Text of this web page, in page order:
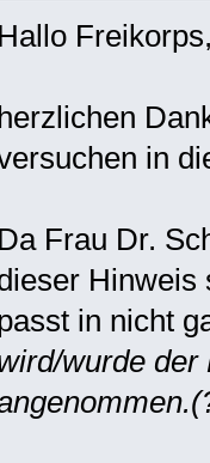
Hallo
in
Da Frau Dr.
Hinweis
in nicht
wurde der